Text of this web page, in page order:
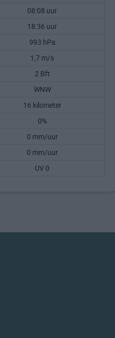
08:08 uur
18:36 uur
993 hPa
1,7 m/s
2 Bft
WNW
16 kilometer
0%
0 mm/uur
0 mm/uur
UV 0